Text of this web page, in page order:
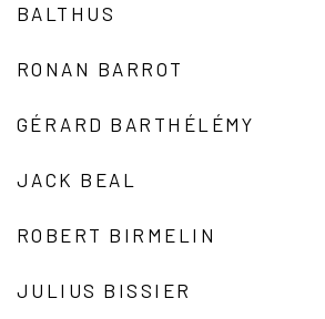
BALTHUS
RONAN BARROT
GÉRARD BARTHÉLÉMY
JACK BEAL
ROBERT BIRMELIN
JULIUS BISSIER